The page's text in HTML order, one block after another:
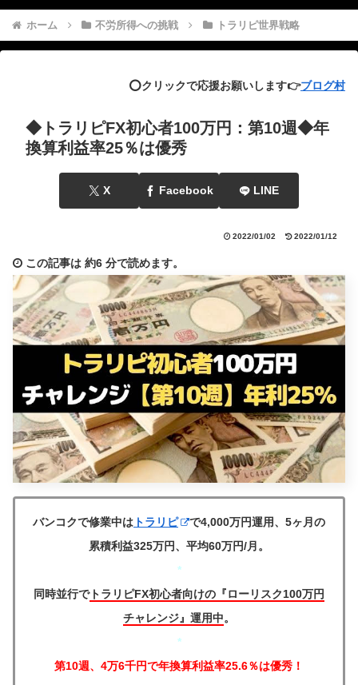
ホーム 不労所得への挑戦 トラリピ世界戦略
⭕️クリックで応援お願いします👉ブログ村
◆トラリピFX初心者100万円：第10週◆年
換算利益率25％は優秀
X Facebook LINE
2022/01/02 2022/01/12
この記事は 約6 分で読めます。
バンコクで修業中は トラリピ
で4,000万円運用、5ヶ月の
累積利益325万円、平均60万円/月。
*
同時並行でトラリピFX初心者向けの『ローリスク100万円
チャレンジ』運用中。
*
第10週、4万6千円で年換算利益率25.6％は優秀！